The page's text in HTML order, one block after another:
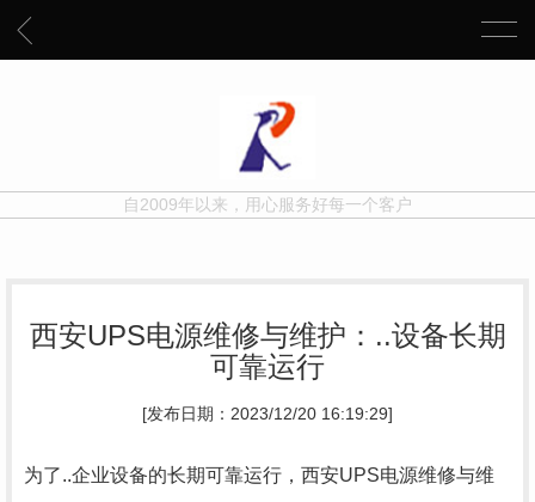
自2009年以来，用心服务好每一个客户
西安UPS电源维修与维护：..设备长期
可靠运行
[发布日期：2023/12/20 16:19:29]
为了..企业设备的长期可靠运行，西安UPS电源维修与维